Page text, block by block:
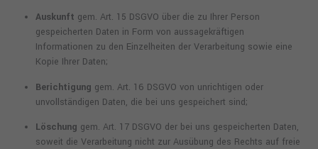
Auskunft gem. Art. 15 DSGVO über die zu Ihrer Person
gespeicherten Daten in Form von aussagekräftigen
Informationen zu den Einzelheiten der Verarbeitung sowie eine
Kopie Ihrer Daten;
Berichtigung gem. Art. 16 DSGVO von unrichtigen oder
unvollständigen Daten, die bei uns gespeichert sind;
Löschung gem. Art. 17 DSGVO der bei uns gespeicherten Daten,
soweit die Verarbeitung nicht zur Ausübung des Rechts auf freie